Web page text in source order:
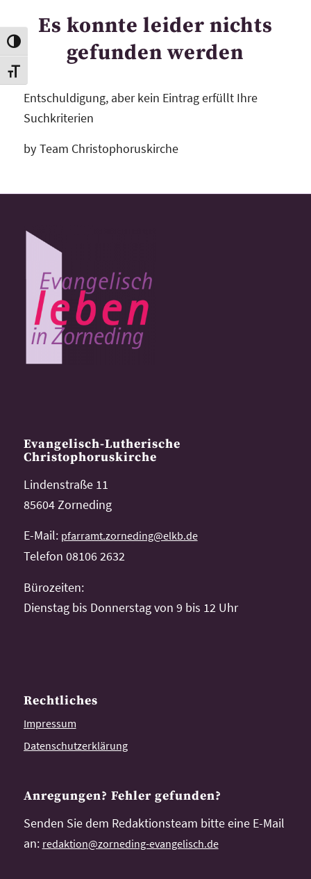
Toggle High Contrast
Toggle Font size
Es konnte leider nichts
gefunden werden
Entschuldigung, aber kein Eintrag erfüllt Ihre
Suchkriterien
by Team Christophoruskirche
Evangelisch-Lutherische
Christophoruskirche
Lindenstraße 11
85604 Zorneding
E-Mail: pfarramt.zorneding@elkb.de
Telefon 08106 2632
Bürozeiten:
Dienstag bis Donnerstag von 9 bis 12 Uhr
Rechtliches
Impressum
Datenschutzerklärung
Anregungen? Fehler gefunden?
Senden Sie dem Redaktionsteam bitte eine E-Mail
an: redaktion@zorneding-evangelisch.de